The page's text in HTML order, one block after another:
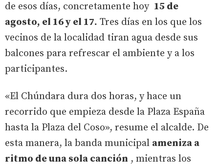
de esos días, concretamente hoy 15 de
agosto, el 16 y el 17. Tres días en los que los
vecinos de la localidad tiran agua desde sus
balcones para refrescar el ambiente y a los
participantes.
«El Chúndara dura dos horas, y hace un
recorrido que empieza desde la Plaza España
hasta la Plaza del Coso», resume el alcalde. De
esta manera, la banda municipal ameniza a
ritmo de una sola canción , mientras los